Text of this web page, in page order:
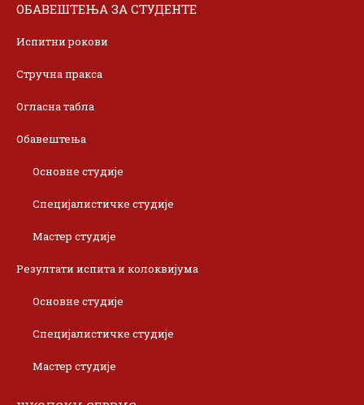
ОБАВЕШТЕЊА ЗА СТУДЕНТЕ
Испитни рокови
Стручна пракса
Огласна табла
Обавештења
Основне студије
Специјалистичке студије
Мастер студије
Резултати испита и колоквијума
Основне студије
Специјалистичке студије
Мастер студије